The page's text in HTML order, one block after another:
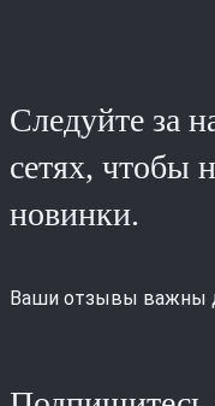
Следуйте за
сетях, чтобы
новинки.
Ваши отзывы важны